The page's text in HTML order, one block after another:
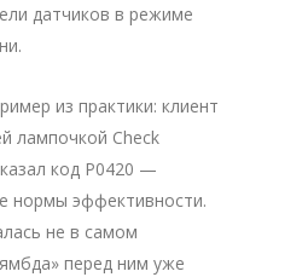
датчиков в режиме
из практики: клиент
лампочкой Check
код P0420 —
нормы эффективности.
не в самом
перед ним уже